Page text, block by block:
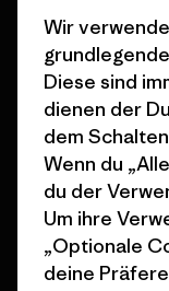
Stores in deiner
© 2026 Patagonia,
Wir
Diese sind
dienen der
dem
Wenn du
du der
Um ihre
„Optionale
deine